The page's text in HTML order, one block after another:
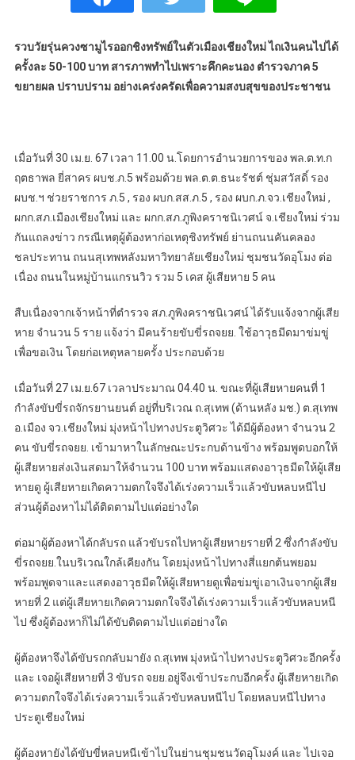
รวบวัยรุ่นควงซามูไรออกชิงทรัพย์ในตัวเมืองเชียงใหม่ ไถเงินคนไปได้
ครั้งละ 50-100 บาท สารภาพทำไปเพราะคึกคะนอง ตำรวจภาค 5
ขยายผล ปราบปราม อย่างเคร่งครัดเพื่อความสงบสุขของประชาชน
เมื่อวันที่ 30 เม.ย. 67 เวลา 11.00 น.โดยการอำนวยการของ พล.ต.ท.ก
ฤตธาพล ยี่สาคร ผบช.ภ.5 พร้อมด้วย พล.ต.ต.ธนะรัชต์ ชุ่มสวัสดิ์ รอง
ผบช.ฯ ช่วยราชการ ภ.5 , รอง ผบก.สส.ภ.5 , รอง ผบก.ภ.จว.เชียงใหม่ ,
ผกก.สภ.เมืองเชียงใหม่ และ ผกก.สภ.ภูพิงคราชนิเวศน์ จ.เชียงใหม่ ร่วม
กันแถลงข่าว กรณีเหตุผู้ต้องหาก่อเหตุชิงทรัพย์ ย่านถนนคันคลอง
ชลประทาน ถนนสุเทพหลังมหาวิทยาลัยเชียงใหม่ ชุมชนวัดอุโมง ต่อ
เนื่อง ถนนในหมู่บ้านแกรนวิว รวม 5 เคส ผู้เสียหาย 5 คน
สืบเนื่องจากเจ้าหน้าที่ตำรวจ สภ.ภูพิงคราชนิเวศน์ ได้รับแจ้งจากผู้เสีย
หาย จำนวน 5 ราย แจ้งว่า มีคนร้ายขับขี่รถจยย. ใช้อาวุธมีดมาข่มขู่
เพื่อขอเงิน โดยก่อเหตุหลายครั้ง ประกอบด้วย
เมื่อวันที่ 27 เม.ย.67 เวลาประมาณ 04.40 น. ขณะที่ผู้เสียหายคนที่ 1
กำลังขับขี่รถจักรยานยนต์ อยู่ที่บริเวณ ถ.สุเทพ (ด้านหลัง มช.) ต.สุเทพ
อ.เมือง จว.เชียงใหม่ มุ่งหน้าไปทางประตูวิศวะ ได้มีผู้ต้องหา จำนวน 2
คน ขับขี่รถจยย. เข้ามาหาในลักษณะประกบด้านข้าง พร้อมพูดบอกให้
ผู้เสียหายส่งเงินสดมาให้จำนวน 100 บาท พร้อมแสดงอาวุธมีดให้ผู้เสีย
หายดู ผู้เสียหายเกิดความตกใจจึงได้เร่งความเร็วแล้วขับหลบหนีไป
ส่วนผู้ต้องหาไม่ได้ติดตามไปแต่อย่างใด
ต่อมาผู้ต้องหาได้กลับรถ แล้วขับรถไปหาผู้เสียหายรายที่ 2 ซึ่งกำลังขับ
ขี่รถจยย.ในบริเวณใกล้เคียงกัน โดยมุ่งหน้าไปทางสี่แยกต้นพยอม
พร้อมพูดจาและแสดงอาวุธมีดให้ผู้เสียหายดูเพื่อข่มขู่เอาเงินจากผู้เสีย
หายที่ 2 แต่ผู้เสียหายเกิดความตกใจจึงได้เร่งความเร็วแล้วขับหลบหนี
ไป ซึ่งผู้ต้องหาก็ไม่ได้ขับติดตามไปแต่อย่างใด
ผู้ต้องหาจึงได้ขับรถกลับมายัง ถ.สุเทพ มุ่งหน้าไปทางประตูวิศวะอีกครั้ง
และ เจอผู้เสียหายที่ 3 ขับรถ จยย.อยู่จึงเข้าประกบอีกครั้ง ผู้เสียหายเกิด
ความตกใจจึงได้เร่งความเร็วแล้วขับหลบหนีไป โดยหลบหนีไปทาง
ประตูเชียงใหม่
ผู้ต้องหายังได้ขับขี่หลบหนีเข้าไปในย่านชุมชนวัดอุโมงค์ และ ไปเจอ